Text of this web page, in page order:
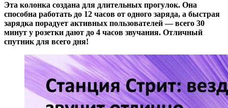
Эта колонка создана для длительных прогулок. Она
способна работать до 12 часов от одного заряда, а быстрая
зарядка порадует активных пользователей — всего 30
минут у розетки дают до 4 часов звучания. Отличный
спутник для всего дня!